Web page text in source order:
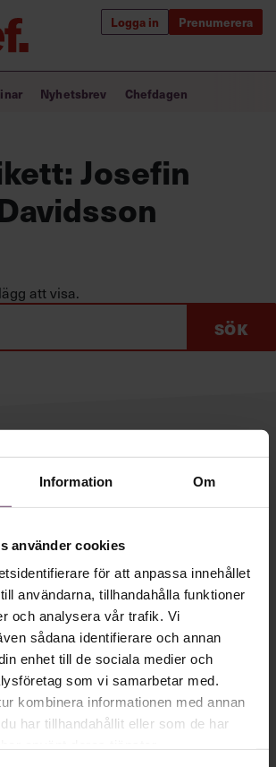
Information Om
använder cookies
för att anpassa innehållet
användarna, tillhandahålla funktioner
och analysera vår trafik. Vi
sådana identifierare och annan
enhet till de sociala medier och
som vi samarbetar med.
kombinera informationen med annan
har tillhandahållit eller som de har
Logga in Prenumerera
Logga in
Prenumerera
förändrar världen
för ledare
Nyhetsbrev Chefdagen
Josefin
att visa.
med våra
nyhetsbrev!
bästa från Chef och
Ledarskapsnytta och
för dig som är chef, ledare
HR. Missa inget – börja
Det är helt kostnadsfritt.
JAG VILL HA NYHETSBREV!